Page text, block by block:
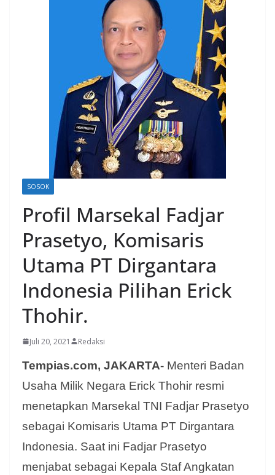
SOSOK
Profil Marsekal Fadjar
Prasetyo, Komisaris
Utama PT Dirgantara
Indonesia Pilihan Erick
Thohir.
Juli 20, 2021 Redaksi
Tempias.com, JAKARTA- Menteri Badan
Usaha Milik Negara Erick Thohir resmi
menetapkan Marsekal TNI Fadjar Prasetyo
sebagai Komisaris Utama PT Dirgantara
Indonesia. Saat ini Fadjar Prasetyo
menjabat sebagai Kepala Staf Angkatan